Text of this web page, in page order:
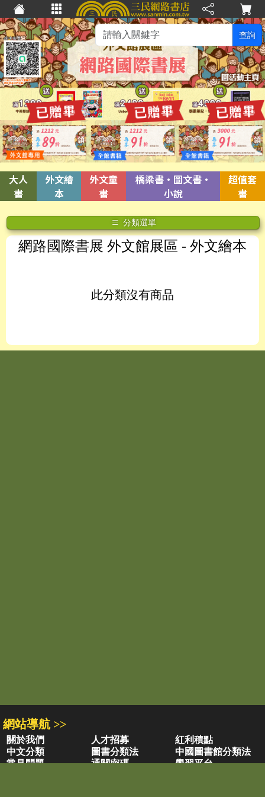
查詢
大人
書
外文繪
本
外文童
書
橋梁書·圖文書·
小說
超值套
書
分類選單
網路國際書展 外文館展區 - 外文繪本
此分類沒有商品
網站導航 >>
關於我們 人才招募
紅利積點
中文分類
圖書分類法
中國圖書館分類法
常見問題
通關密碼
學習平台